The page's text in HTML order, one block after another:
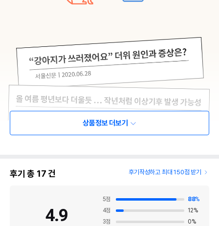
상품정보 더보기
후기 총 17건 후기작성하고 최대 150점 받기
4.9
5점 88%
4점 12%
3점 0%